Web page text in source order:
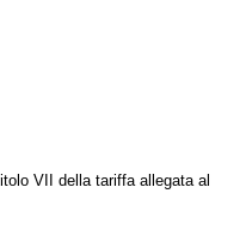
VII della tariffa allegata al